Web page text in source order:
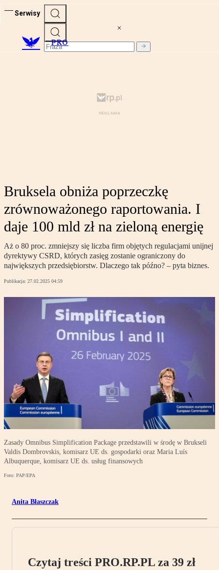
Serwisy
PRO
Bruksela obniża poprzeczkę
zrównoważonego raportowania. I
daje 100 mld zł na zieloną energię
Aż o 80 proc. zmniejszy się liczba firm objętych regulacjami unijnej
dyrektywy CSRD, których zasięg zostanie ograniczony do
największych przedsiębiorstw. Dlaczego tak późno? – pyta biznes.
Publikacja: 27.02.2025 04:59
Zasady Omnibus Simplification Package przedstawili w środę w Brukseli
Valdis Dombrovskis, komisarz UE ds. gospodarki oraz Maria Luís
Albuquerque, komisarz UE ds. usług finansowych
Foto: PAP/EPA
Anita Błaszczak
Czytaj treści PRO.RP.PL za 39 zł